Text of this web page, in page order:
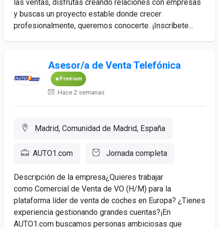
las ventas, disfrutas creando relaciones con empresas
y buscas un proyecto estable donde crecer
profesionalmente, queremos conocerte. ¡Inscríbete...
Asesor/a de Venta Telefónica
Premium
Hace 2 semanas
Madrid, Comunidad de Madrid, España
AUTO1.com Jornada completa
Descripción de la empresa¿Quieres trabajar
como Comercial de Venta de VO (H/M) para la
plataforma líder de venta de coches en Europa? ¿Tienes
experiencia gestionando grandes cuentas?¡En
AUTO1.com buscamos personas ambiciosas que